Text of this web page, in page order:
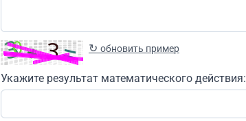
↻ обновить пример
Укажите результат математического действия: